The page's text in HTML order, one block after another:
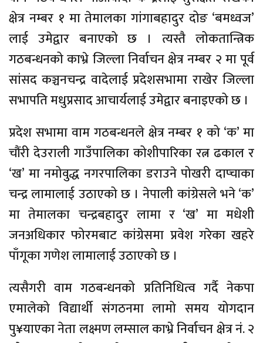
क्षेत्र नम्बर १ मा तेमालका गांगाबहादुर दोङ ‘बमध्वज’
लाई उमेद्वार बनाएको छ । त्यस्तै लोकतान्त्रिक
गठबन्धनको काभ्रे जिल्ला निर्वाचन क्षेत्र नम्बर २ मा पूर्व
सांसद कञ्चनचन्द्र वादेलाई प्रदेशसभामा राखेर जिल्ला
सभापति मधुप्रसाद आचार्यलाई उमेद्वार बनाइएको छ ।
प्रदेश सभामा वाम गठबन्धनले क्षेत्र नम्बर १ को ‘क’ मा
चौंरी देउराली गाउँपालिका कोशीपारिका रत्न ढकाल र
‘ख’ मा नमोवुद्ध नगरपालिका डराउने पोखरी दाप्चाका
चन्द्र लामालाई उठाएको छ । नेपाली कांग्रेसले भने ‘क’
मा तेमालका चन्द्रबहादुर लामा र ‘ख’ मा मधेशी
जनअधिकार फोरमबाट कांग्रेसमा प्रवेश गरेका खहरे
पाँगूका गणेश लामालाई उठाएको छ ।
त्यसैगरी वाम गठबन्धनको प्रतिनिधित्व गर्दै नेकपा
एमालेको विद्यार्थी संगठनमा लामो समय योगदान
पु¥याएका नेता लक्ष्मण लम्साल काभ्रे निर्वाचन क्षेत्र नं. २